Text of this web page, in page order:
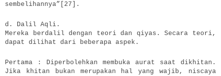
sembelihannya”[27].
d. Dalil Aqli.
Mereka berdalil dengan teori dan qiyas. Secara teori,
dapat dilihat dari beberapa aspek.
Pertama : Diperbolehkan membuka aurat saat dikhitan.
Jika khitan bukan merupakan hal yang wajib, niscaya